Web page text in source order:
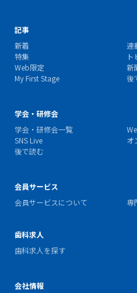
記事
新着
連
特集
ト
Web限定
新
My First Stage
後
学会・研修会
学会・研修会一覧
SNS Live
オ
後で読む
会員サービス
会員サービスについて
専
歯科求人
歯科求人を探す
会社情報